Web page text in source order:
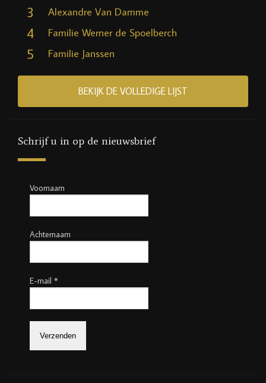
3 Alexandre Van Damme
4 Familie Werner de Spoelberch
5 Familie Janssen
BEKIJK DE VOLLEDIGE LIJST
Schrijf u in op de nieuwsbrief
Voornaam
Achternaam
E-mail *